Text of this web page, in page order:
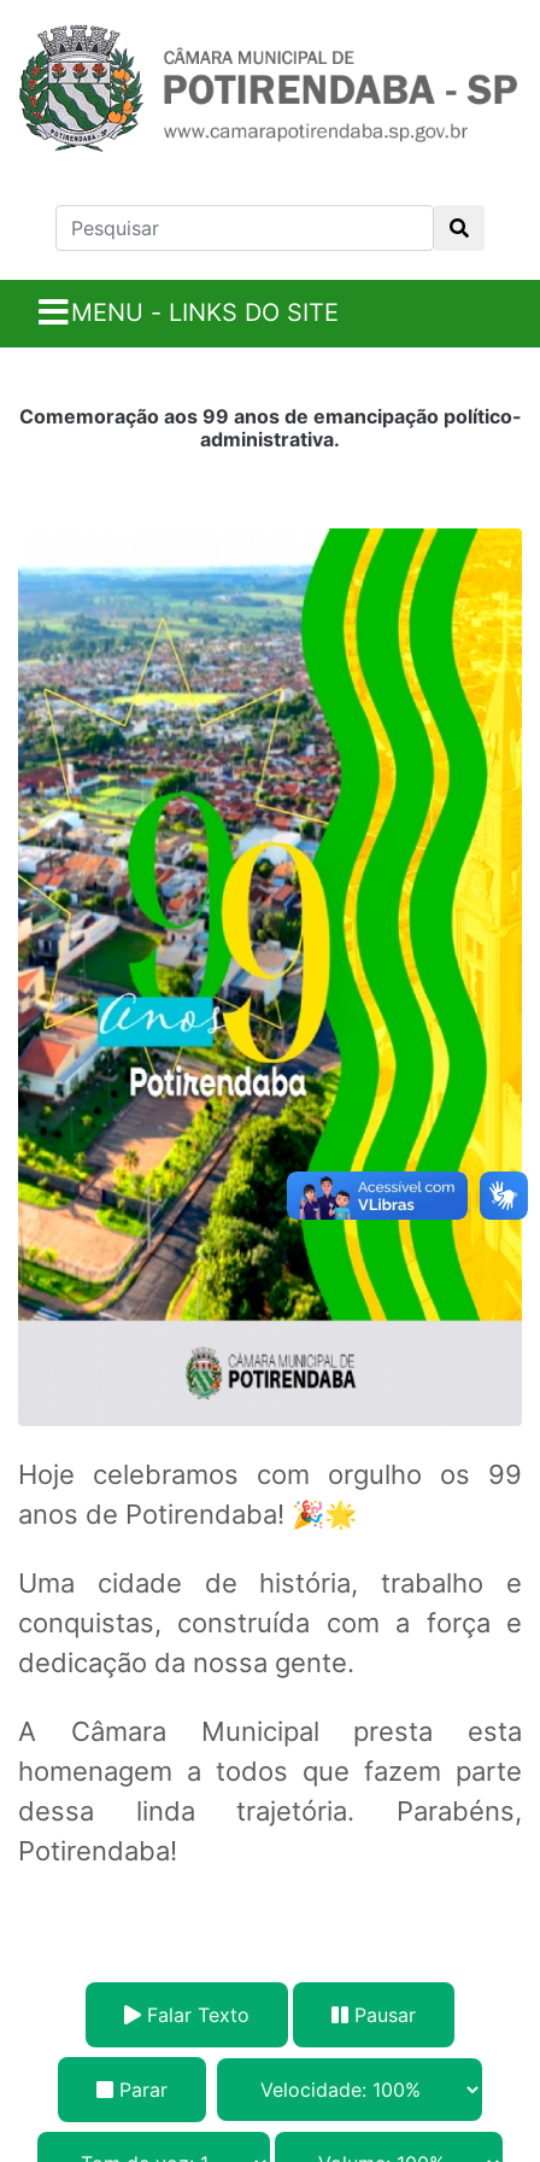
MENU - LINKS DO SITE
Comemoração aos 99 anos de emancipação político-
administrativa.
Hoje celebramos com orgulho os 99
anos de Potirendaba! 🎉🌟
Uma cidade de história, trabalho e
conquistas, construída com a força e
dedicação da nossa gente.
A Câmara Municipal presta esta
homenagem a todos que fazem parte
dessa linda trajetória. Parabéns,
Potirendaba!
Falar Texto Pausar
Parar